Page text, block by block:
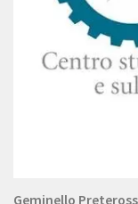
Geminello